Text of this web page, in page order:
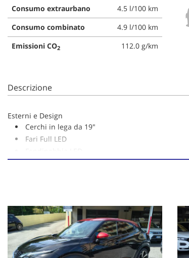
Consumo extraurbano
4.5 l/100 km
Consumo combinato
4.9 l/100 km
Emissioni CO2 112.0 g/km
Descrizione
Esterni e Design
Cerchi in lega da 19"
Fari Full LED
Specchietti ripiegabili elettricamente e
NissanConnect Services con Apple CarPlay e
Display TFT da 7"
Intelligent Key
Porta USB posteriore
Cookie per il miglioramento
Cookie analitici